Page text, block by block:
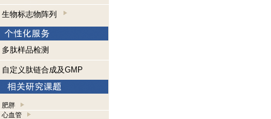
生物标志物阵列
多肽样品检测
自定义肽链合成及GMP
肥胖
心血管